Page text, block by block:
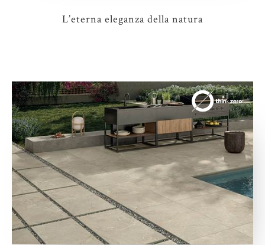
L’eterna eleganza della natura